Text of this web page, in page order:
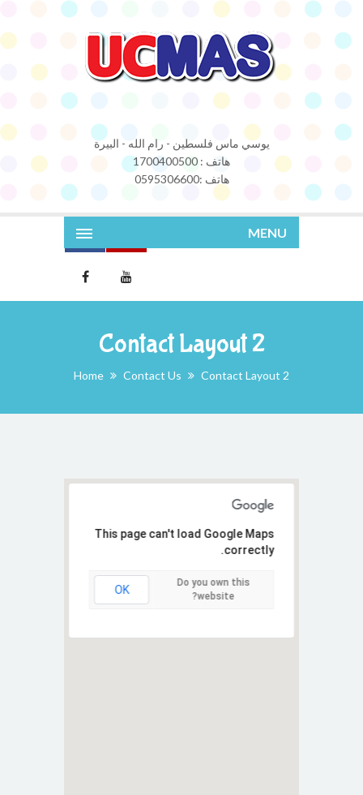
يوسي ماس فلسطين - رام الله - البيرة
هاتف : 1700400500
هاتف :0595306600
MENU
Contact Layout 2
Home Contact Us Contact Layout 2
This page can't load Google Maps
correctly.
Do you own this
website?
OK